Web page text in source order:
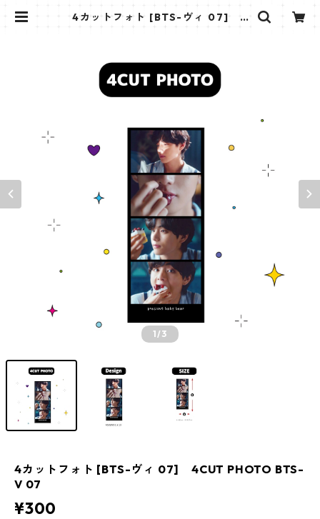
4カットフォト [BTS-ヴィ 07] 4
1/3
4カットフォト [BTS-ヴィ 07] 4CUT PHOTO BTS-
V 07
¥300